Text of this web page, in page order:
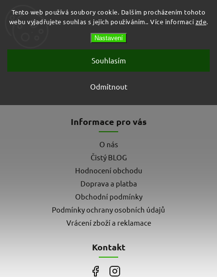
Tento web používá soubory cookie. Dalším procházením tohoto
webu vyjadřujete souhlas s jejich používáním.. Více informací zde.
Nastavení
Odmítnout
Souhlasím
Informace pro vás
O nás
Čistý BLOG
Hodnocení obchodu
Doprava a platba
Obchodní podmínky
Podmínky ochrany osobních údajů
Vrácení zboží a reklamace
Kontakt